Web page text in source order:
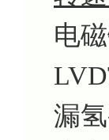
电
漏